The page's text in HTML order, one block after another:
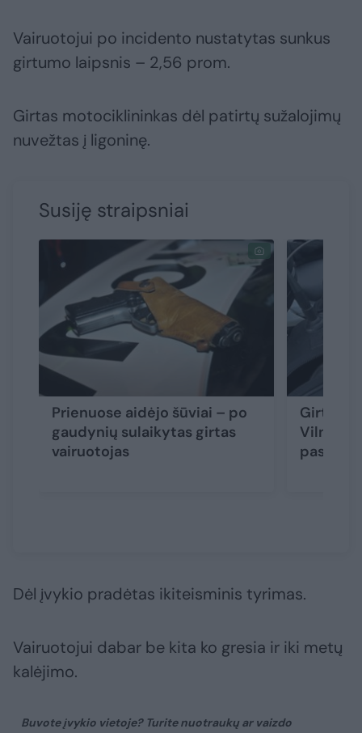
Vairuotojui po incidento nustatytas sunkus
girtumo laipsnis – 2,56 prom.
Girtas motociklininkas dėl patirtų sužalojimų
nuvežtas į ligoninę.
Susiję straipsniai
Prienuose aidėjo šūviai – po
gaudynių sulaikytas girtas
vairuotojas
Girtas
Vilniaus
Dėl įvykio pradėtas ikiteisminis tyrimas.
Vairuotojui dabar be kita ko gresia ir iki metų
kalėjimo.
Buvote įvykio vietoje? Turite nuotraukų ar vaizdo